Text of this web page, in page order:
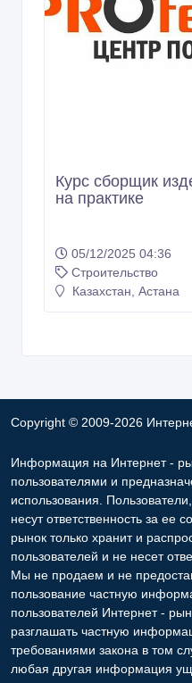
Курс сборщик
на практике
05/12/2025 04:36
Строительство
Казахстан, Астана
Copyright © 2009-2026
Информация на Интернет -
пользователями и
использования.
несут ответственность за ее
рынок только хранит и
пользователей и не несет
Мы не продаем и не
пользование частную
пользователей Интернет -
разглашать частную
требованиями закона в том
любая другая информация